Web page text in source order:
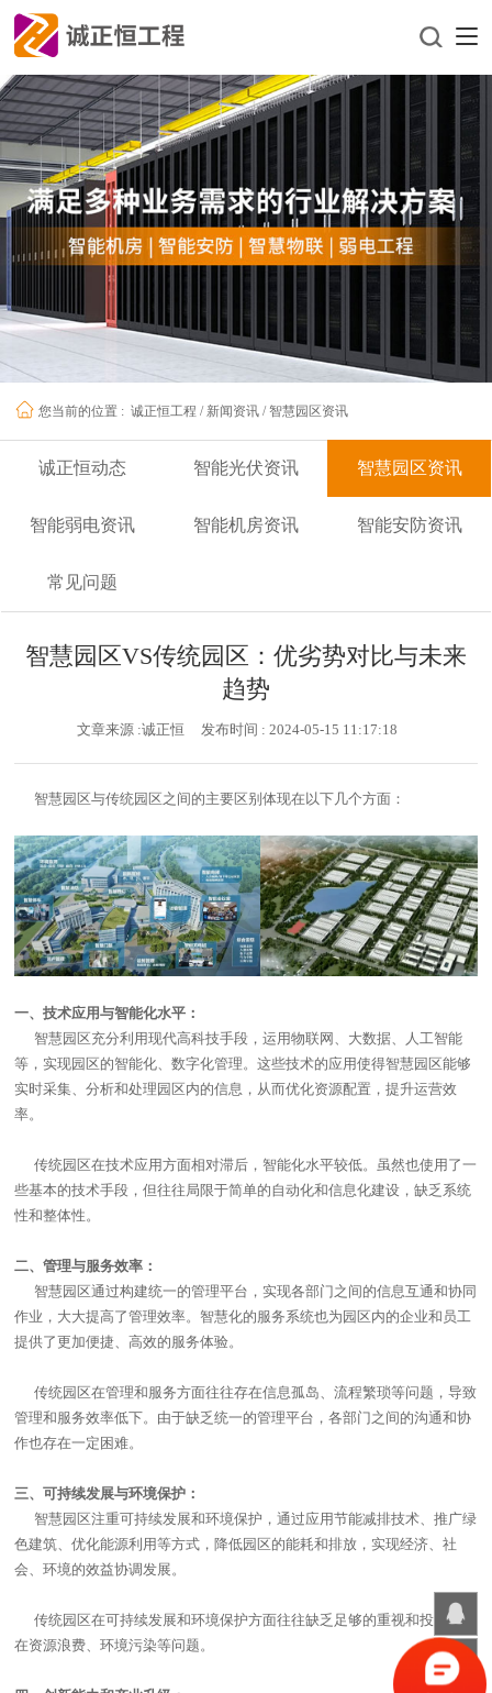
您当前的位置 : 诚正恒工程 / 新闻资讯 / 智慧园区资讯
诚正恒动态 智能光伏资讯 智慧园区资讯
智能弱电资讯 智能机房资讯 智能安防资讯
常见问题
智慧园区VS传统园区：优劣势对比与未来
趋势
文章来源 :诚正恒 发布时间 : 2024-05-15 11:17:18
智慧园区与传统园区之间的主要区别体现在以下几个方面：
一、技术应用与智能化水平：
智慧园区充分利用现代高科技手段，运用物联网、大数据、人工智能
等，实现园区的智能化、数字化管理。这些技术的应用使得智慧园区能够
实时采集、分析和处理园区内的信息，从而优化资源配置，提升运营效
率。
传统园区在技术应用方面相对滞后，智能化水平较低。虽然也使用了一
些基本的技术手段，但往往局限于简单的自动化和信息化建设，缺乏系统
性和整体性。
二、管理与服务效率：
智慧园区通过构建统一的管理平台，实现各部门之间的信息互通和协同
作业，大大提高了管理效率。智慧化的服务系统也为园区内的企业和员工
提供了更加便捷、高效的服务体验。
传统园区在管理和服务方面往往存在信息孤岛、流程繁琐等问题，导致
管理和服务效率低下。由于缺乏统一的管理平台，各部门之间的沟通和协
作也存在一定困难。
三、可持续发展与环境保护：
智慧园区注重可持续发展和环境保护，通过应用节能减排技术、推广绿
色建筑、优化能源利用等方式，降低园区的能耗和排放，实现经济、社
会、环境的效益协调发展。
传统园区在可持续发展和环境保护方面往往缺乏足够的重视和投入，存
在资源浪费、环境污染等问题。